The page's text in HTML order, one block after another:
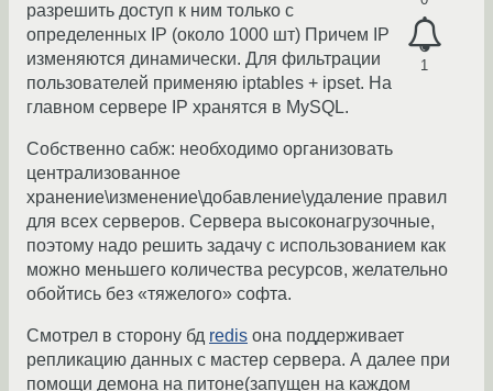
1
разрешить доступ к ним только с
определенных IP (около 1000 шт) Причем IP
изменяются динамически. Для фильтрации
пользователей применяю iptables + ipset. На
главном сервере IP хранятся в MySQL.
Собственно сабж: необходимо организовать
централизованное
хранение\изменение\добавление\удаление правил
для всех серверов. Сервера высоконагрузочные,
поэтому надо решить задачу с использованием как
можно меньшего количества ресурсов, желательно
обойтись без «тяжелого» софта.
Смотрел в сторону бд redis она поддерживает
репликацию данных с мастер сервера. А далее при
помощи демона на питоне(запущен на каждом